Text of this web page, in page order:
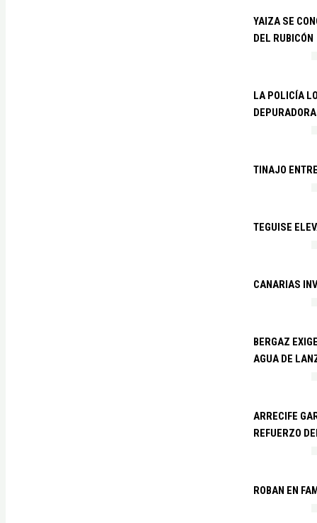
YAIZA SE
DEL RUBICÓN
LA POLICÍA
TINAJO
TEGUISE
CANARIAS
BERGAZ
AGUA DE
ARRECIFE
REFUERZO
ROBAN EN